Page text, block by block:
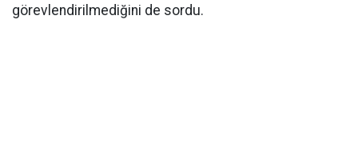
görevlendirilmediğini de sordu.